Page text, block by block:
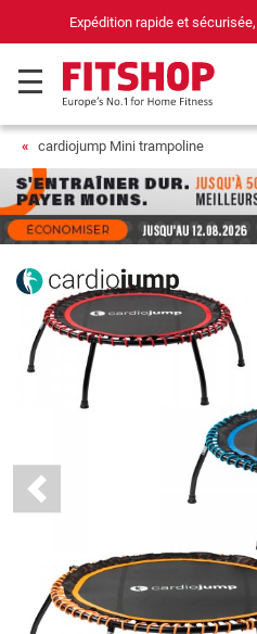
69
cardiojump Mini trampoline
Previous